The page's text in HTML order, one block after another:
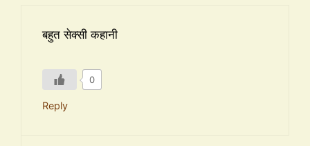
बहुत सेक्सी कहानी
0
Reply